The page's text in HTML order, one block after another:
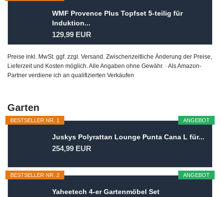
WMF Provence Plus Topfset 5-teilig für
Induktion...
129,99 EUR
Preise inkl. MwSt. ggf. zzgl. Versand. Zwischenzeitliche Änderung der Preise,
Lieferzeit und Kosten möglich. Alle Angaben ohne Gewähr. · Als Amazon-
Partner verdiene ich an qualifizierten Verkäufen
Garten
ANGEBOT
BESTSELLER NR. 1
Juskys Polyrattan Lounge Punta Cana L für...
254,99 EUR
ANGEBOT
BESTSELLER NR. 2
Yaheetech 4-er Gartenmöbel Set